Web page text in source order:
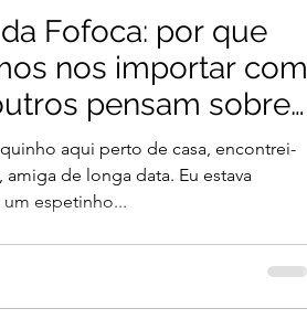
Fofoca: por que
nos importar com
pensam sobre
aqui perto de casa, encontrei-
de longa data. Eu estava
espetinho...